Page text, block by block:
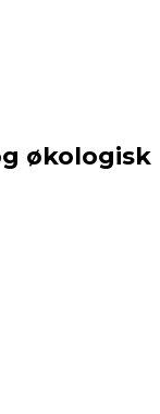
økologisk